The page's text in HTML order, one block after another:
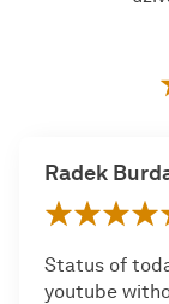
Radek
Status of
youtube